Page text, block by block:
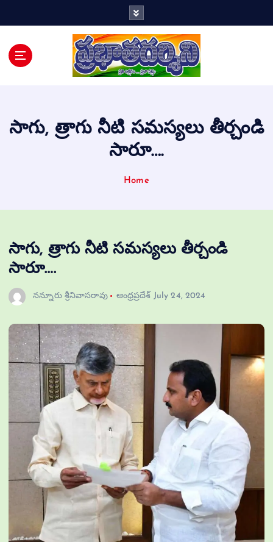
సాగు, త్రాగు నీటి సమస్యలు తీర్చండి
సారూ….
Home
సాగు, త్రాగు నీటి సమస్యలు తీర్చండి
సారూ….
నన్నూరు శ్రీనివాసరావు ఆంధ్రప్రదేశ్ July 24, 2024